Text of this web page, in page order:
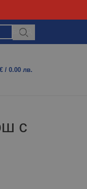
Блог
€ / 0.00 лв.
с